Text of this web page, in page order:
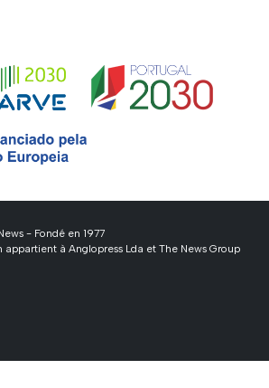
- Fondé en 1977
appartient à Anglopress Lda et The News Group